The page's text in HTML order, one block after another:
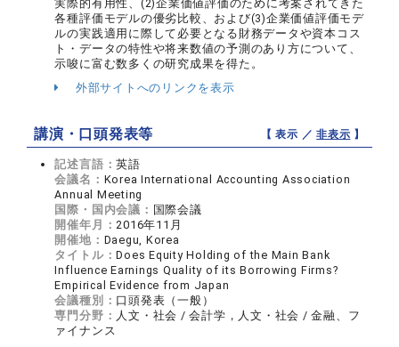
実際的有用性、(2)企業価値評価のために考案されてきた
各種評価モデルの優劣比較、および(3)企業価値評価モデ
ルの実践適用に際して必要となる財務データや資本コス
ト・データの特性や将来数値の予測のあり方について、
示唆に富む数多くの研究成果を得た。
外部サイトへのリンクを表示
講演・口頭発表等 【 表示 ／非表示 】
記述言語：英語
会議名： Korea International Accounting Association
Annual Meeting
国際・国内会議： 国際会議
開催年月：2016年11月
開催地： Daegu, Korea
タイトル：Does Equity Holding of the Main Bank
Influence Earnings Quality of its Borrowing Firms?
Empirical Evidence from Japan
会議種別： 口頭発表（一般）
専門分野： 人文・社会 / 会計学，人文・社会 / 金融、フ
ァイナンス